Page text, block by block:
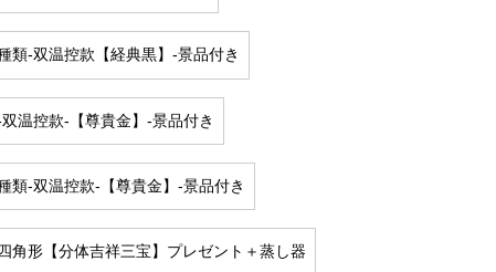
類-双温控款【経典黒】-景品付き
温控款-【尊貴金】-景品付き
類-双温控款-【尊貴金】-景品付き
角形【分体吉祥三宝】プレゼント＋蒸し器